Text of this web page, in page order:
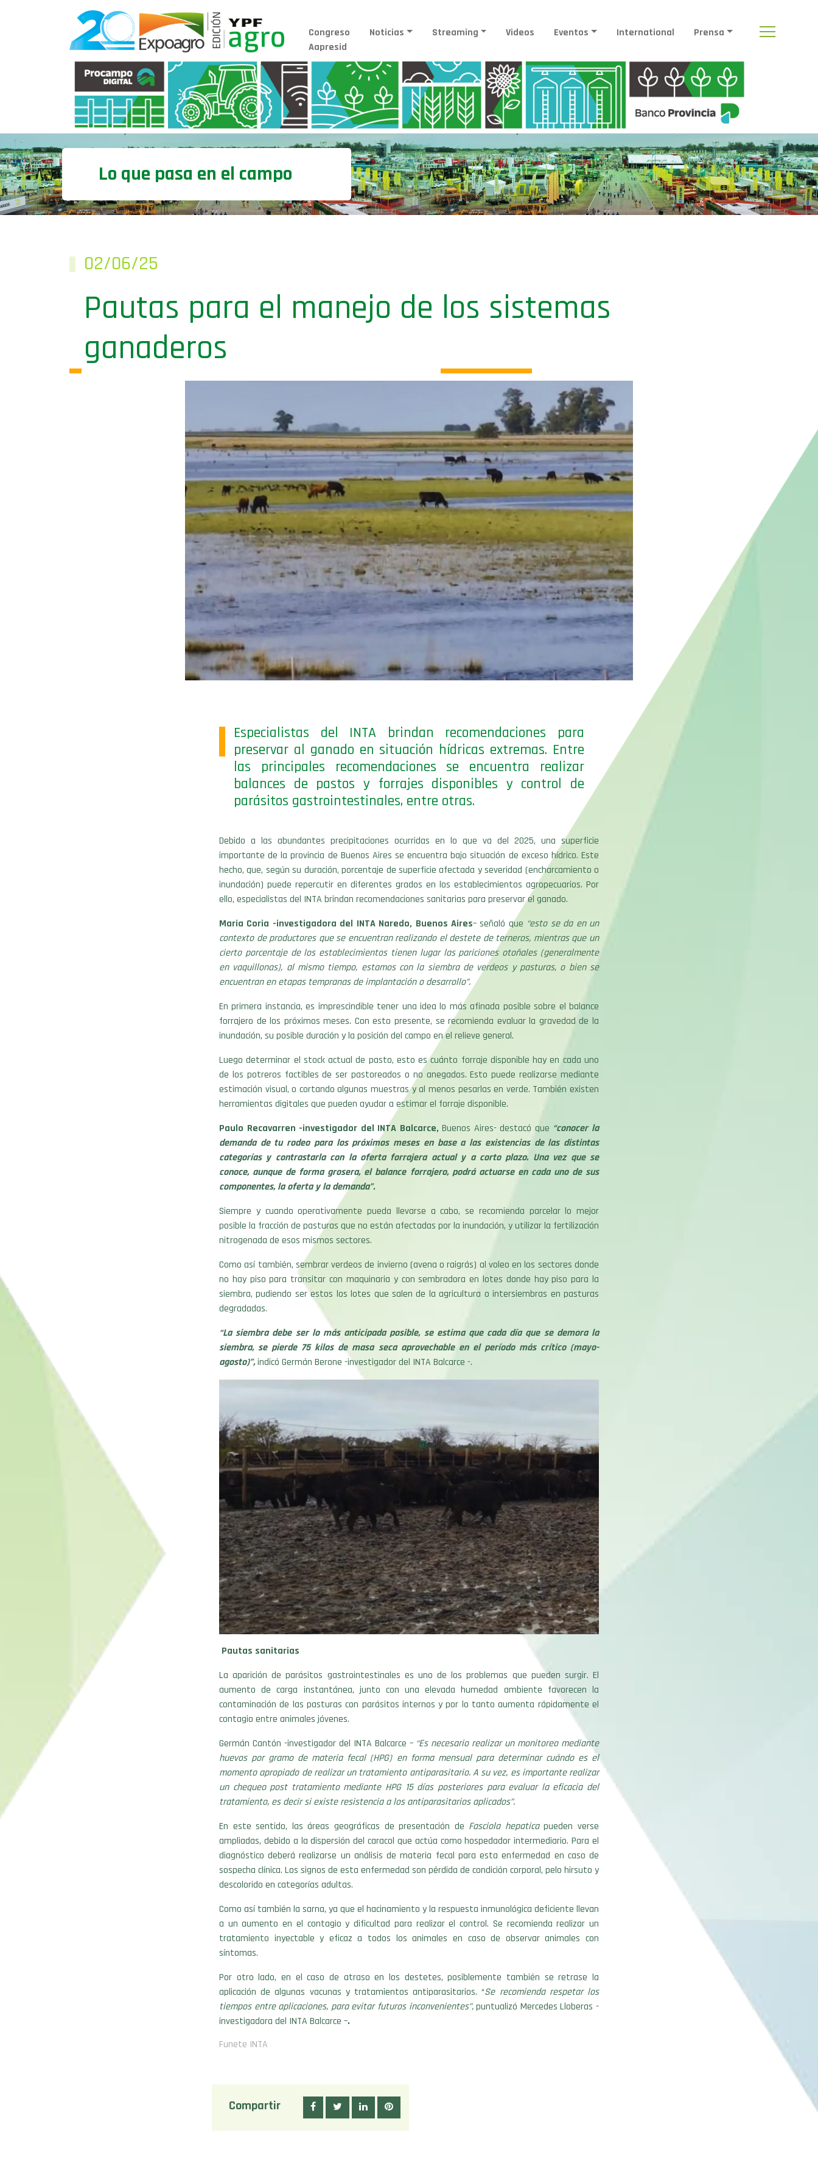
Congreso
Aapresid
Noticias Streaming Videos Eventos International Prensa
Lo que pasa en el campo
02/06/25
Pautas para el manejo de los sistemas
ganaderos
Especialistas del INTA brindan recomendaciones para
preservar al ganado en situación hídricas extremas. Entre
las principales recomendaciones se encuentra realizar
balances de pastos y forrajes disponibles y control de
parásitos gastrointestinales, entre otras.
Debido a las abundantes precipitaciones ocurridas en lo que va del 2025, una superficie
importante de la provincia de Buenos Aires se encuentra bajo situación de exceso hídrico. Este
hecho, que, según su duración, porcentaje de superficie afectada y severidad (encharcamiento o
inundación) puede repercutir en diferentes grados en los establecimientos agropecuarios. Por
ello, especialistas del INTA brindan recomendaciones sanitarias para preservar el ganado.
Maria Coria -investigadora del INTA Naredo, Buenos Aires– señaló que “esto se da en un
contexto de productores que se encuentran realizando el destete de terneros, mientras que un
cierto porcentaje de los establecimientos tienen lugar las pariciones otoñales (generalmente
en vaquillonas), al mismo tiempo, estamos con la siembra de verdeos y pasturas, o bien se
encuentran en etapas tempranas de implantación o desarrollo”.
En primera instancia, es imprescindible tener una idea lo más afinada posible sobre el balance
forrajero de los próximos meses. Con esto presente, se recomienda evaluar la gravedad de la
inundación, su posible duración y la posición del campo en el relieve general.
Luego determinar el stock actual de pasto, esto es cuánto forraje disponible hay en cada uno
de los potreros factibles de ser pastoreados o no anegados. Esto puede realizarse mediante
estimación visual, o cortando algunas muestras y al menos pesarlas en verde. También existen
herramientas digitales que pueden ayudar a estimar el forraje disponible.
Paulo Recavarren -investigador del INTA Balcarce, Buenos Aires- destacó que “conocer la
demanda de tu rodeo para los próximos meses en base a las existencias de las distintas
categorías y contrastarla con la oferta forrajera actual y a corto plazo. Una vez que se
conoce, aunque de forma grosera, el balance forrajero, podrá actuarse en cada uno de sus
componentes, la oferta y la demanda”.
Siempre y cuando operativamente pueda llevarse a cabo, se recomienda parcelar lo mejor
posible la fracción de pasturas que no están afectadas por la inundación, y utilizar la fertilización
nitrogenada de esos mismos sectores.
Como así también, sembrar verdeos de invierno (avena o raigrás) al voleo en los sectores donde
no hay piso para transitar con maquinaria y con sembradora en lotes donde hay piso para la
siembra, pudiendo ser estos los lotes que salen de la agricultura o intersiembras en pasturas
degradadas.
“La siembra debe ser lo más anticipada posible, se estima que cada día que se demora la
siembra, se pierde 75 kilos de masa seca aprovechable en el período más crítico (mayo-
agosto)”,indicó Germán Berone -investigador del INTA Balcarce -.
Pautas sanitarias
La aparición de parásitos gastrointestinales es uno de los problemas que pueden surgir. El
aumento de carga instantánea, junto con una elevada humedad ambiente favorecen la
contaminación de las pasturas con parásitos internos y por lo tanto aumenta rápidamente el
contagio entre animales jóvenes.
Germán Cantón -investigador del INTA Balcarce –“Es necesario realizar un monitoreo mediante
huevos por gramo de materia fecal (HPG) en forma mensual para determinar cuándo es el
momento apropiado de realizar un tratamiento antiparasitario. A su vez, es importante realizar
un chequeo post tratamiento mediante HPG 15 días posteriores para evaluar la eficacia del
tratamiento, es decir si existe resistencia a los antiparasitarios aplicados”.
En este sentido, las áreas geográficas de presentación de Fasciola hepaticapueden verse
ampliadas, debido a la dispersión del caracol que actúa como hospedador intermediario. Para el
diagnóstico deberá realizarse un análisis de materia fecal para esta enfermedad en caso de
sospecha clínica. Los signos de esta enfermedad son pérdida de condición corporal, pelo hirsuto y
descolorido en categorías adultas.
Como así también la sarna, ya que el hacinamiento y la respuesta inmunológica deficiente llevan
a un aumento en el contagio y dificultad para realizar el control. Se recomienda realizar un
tratamiento inyectable y eficaz a todos los animales en caso de observar animales con
síntomas.
Por otro lado, en el caso de atraso en los destetes, posiblemente también se retrase la
aplicación de algunas vacunas y tratamientos antiparasitarios. “Se recomienda respetar los
tiempos entre aplicaciones, para evitar futuros inconvenientes”,puntualizó Mercedes Lloberas -
investigadora del INTA Balcarce –.
Funete INTA
Compartir